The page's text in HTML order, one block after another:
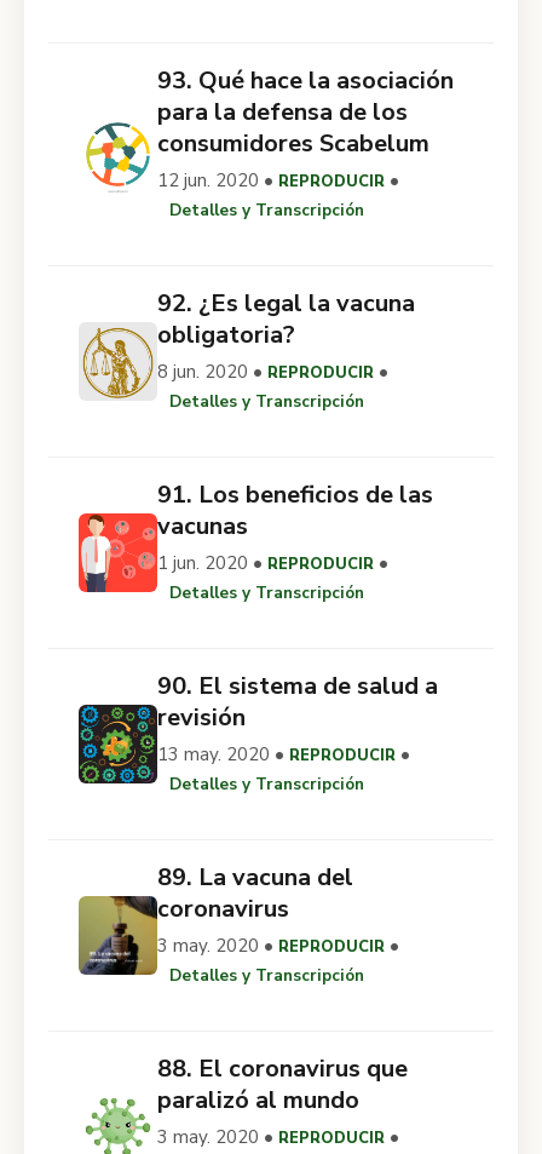
93. Qué hace la asociación
para la defensa de los
consumidores Scabelum
12 jun. 2020 • REPRODUCIR •
Detalles y Transcripción
92. ¿Es legal la vacuna
obligatoria?
8 jun. 2020 • REPRODUCIR •
Detalles y Transcripción
91. Los beneficios de las
vacunas
1 jun. 2020 • REPRODUCIR •
Detalles y Transcripción
90. El sistema de salud a
revisión
13 may. 2020 • REPRODUCIR •
Detalles y Transcripción
89. La vacuna del
coronavirus
3 may. 2020 • REPRODUCIR •
Detalles y Transcripción
88. El coronavirus que
paralizó al mundo
3 may. 2020 • REPRODUCIR •